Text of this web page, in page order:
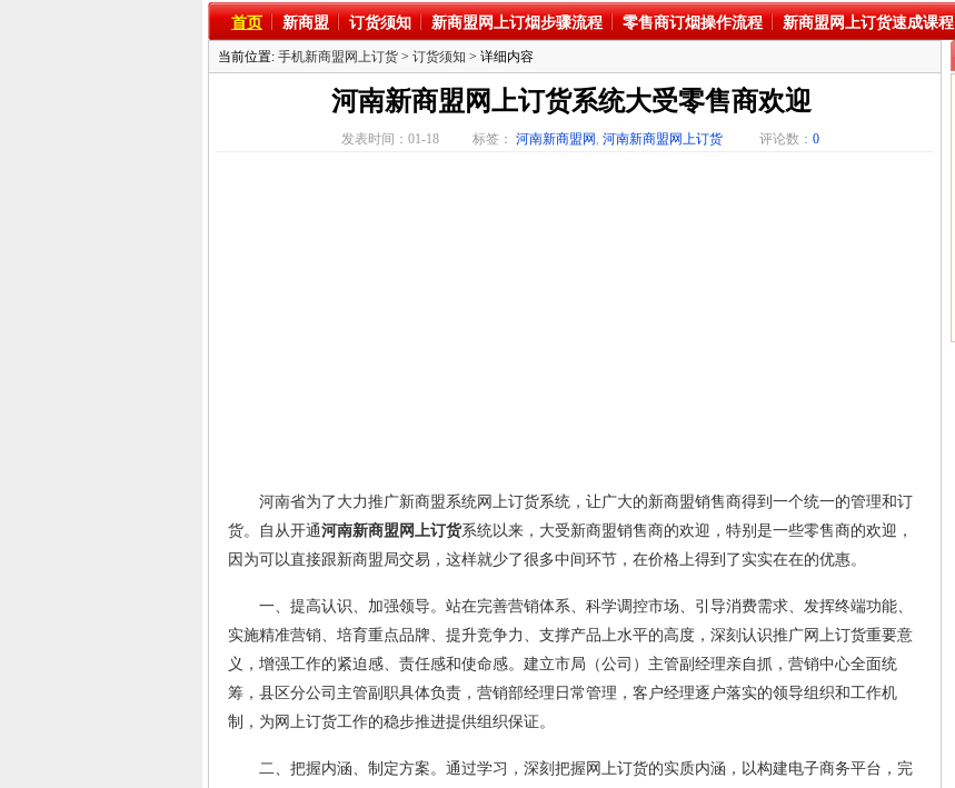
首页 新商盟 订货须知 新商盟网上订烟步骤流程 零售商订烟操作流程 新商盟网上订货速成课程
当前位置: 手机新商盟网上订货 > 订货须知 > 详细内容
河南新商盟网上订货系统大受零售商欢迎
发表时间：01-18 标签： 河南新商盟网 , 河南新商盟网上订货 评论数： 0
河南省为了大力推广新商盟系统网上订货系统，让广大的新商盟销售商得到一个统一的管理和订
货。自从开通河南新商盟网上订货系统以来，大受新商盟销售商的欢迎，特别是一些零售商的欢迎，
因为可以直接跟新商盟局交易，这样就少了很多中间环节，在价格上得到了实实在在的优惠。
一、提高认识、加强领导。站在完善营销体系、科学调控市场、引导消费需求、发挥终端功能、
实施精准营销、培育重点品牌、提升竞争力、支撑产品上水平的高度，深刻认识推广网上订货重要意
义，增强工作的紧迫感、责任感和使命感。建立市局（公司）主管副经理亲自抓，营销中心全面统
筹，县区分公司主管副职具体负责，营销部经理日常管理，客户经理逐户落实的领导组织和工作机
制，为网上订货工作的稳步推进提供组织保证。
二、把握内涵、制定方案。通过学习，深刻把握网上订货的实质内涵，以构建电子商务平台，完